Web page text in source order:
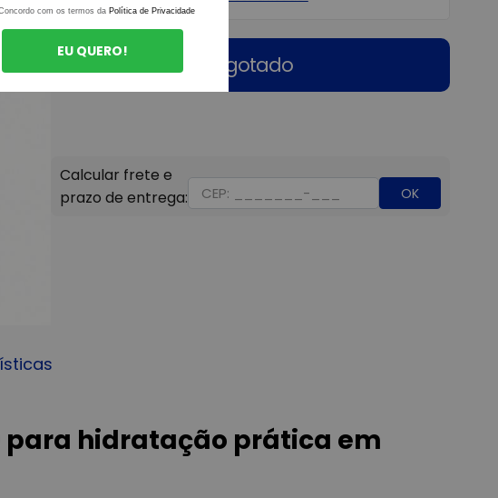
Esgotado
OK
para hidratação prática em
com os termos da Política de Privacidade
EU QUERO!